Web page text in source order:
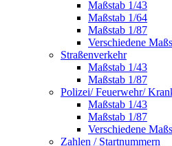
Maßstab 1/43
Maßstab 1/64
Maßstab 1/87
Verschiedene
Straßenverkehr
Maßstab 1/43
Maßstab 1/87
Polizei/ Feuerwehr/
Maßstab 1/43
Maßstab 1/87
Verschiedene
Zahlen / Startnummern